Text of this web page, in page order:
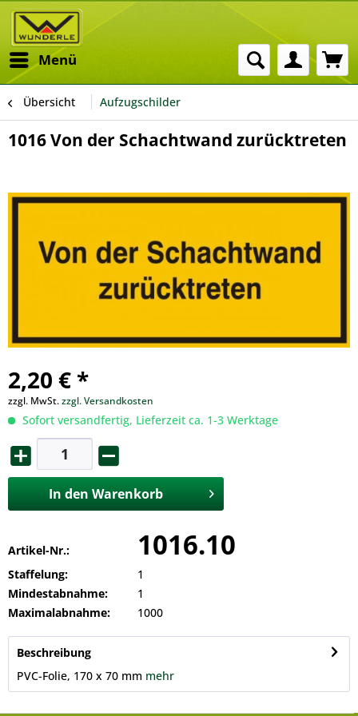
Menü
Übersicht Aufzugschilder
1016 Von der Schachtwand zurücktreten
2,20 € *
zzgl. MwSt.zzgl. Versandkosten
Sofort versandfertig, Lieferzeit ca. 1-3 Werktage
In den Warenkorb
Artikel-Nr.: 1016.10
Staffelung:
1
Mindestabnahme:
1
Maximalabnahme:
1000
Beschreibung
PVC-Folie, 170 x 70 mm mehr